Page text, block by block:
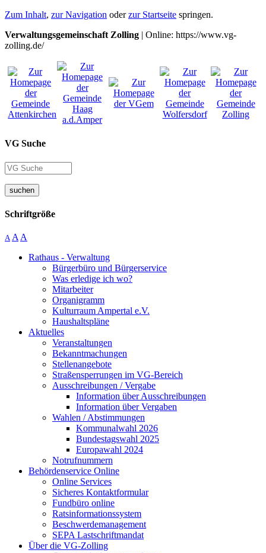
Zum Inhalt, zur Navigation oderzur Startseite springen.
Verwaltungsgemeinschaft Zolling | Online: https://www.vg-
zolling.de/
VG Suche
suchen
Schriftgröße
A A A
Rathaus - Verwaltung
Bürgerbüro und Bürgerservice
Was erledige ich wo?
Mitarbeiter
Organigramm
Kulturraum Ampertal e.V.
Haushaltspläne
Aktuelles
Veranstaltungen
Bekanntmachungen
Stellenangebote
Straßensperrungen im VG-Bereich
Ausschreibungen / Vergabe
Information über Ausschreibungen
Information über Vergaben
Wahlen / Abstimmungen
Kommunalwahl 2026
Bundestagswahl 2025
Europawahl 2024
Notrufnummern
Behördenservice Online
Online Services
Sicheres Kontaktformular
Fundbüro online
Ratsinformationssystem
Beschwerdemanagement
SEPA Lastschriftmandat
Über die VG-Zolling